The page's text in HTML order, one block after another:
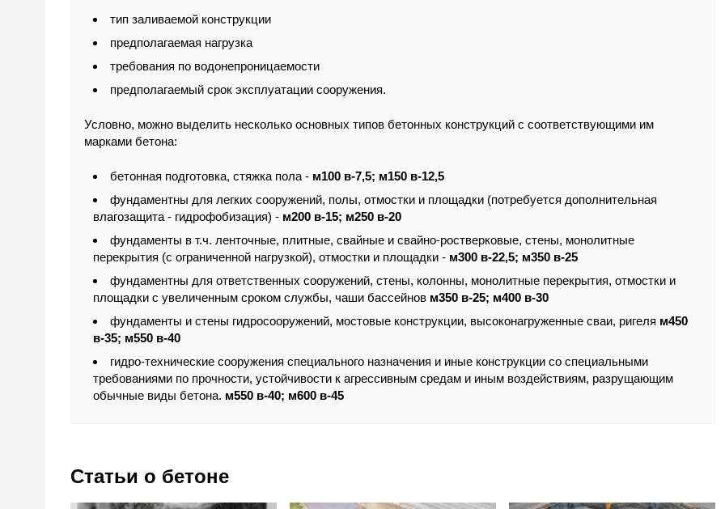
тип заливаемой конструкции
предполагаемая нагрузка
требования по водонепроницаемости
предполагаемый срок эксплуатации сооружения.
Условно, можно выделить несколько основных типов бетонных конструкций с соответствующими им
марками бетона:
бетонная подготовка, стяжка пола - м100 в-7,5; м150 в-12,5
фундаментны для легких сооружений, полы, отмостки и площадки (потребуется дополнительная
влагозащита - гидрофобизация) - м200 в-15; м250 в-20
фундаменты в т.ч. ленточные, плитные, свайные и свайно-ростверковые, стены, монолитные
перекрытия (с ограниченной нагрузкой), отмостки и площадки - м300 в-22,5; м350 в-25
фундаментны для ответственных сооружений, стены, колонны, монолитные перекрытия, отмостки и
площадки с увеличенным сроком службы, чаши бассейнов м350 в-25; м400 в-30
фундаменты и стены гидросооружений, мостовые конструкции, высоконагруженные сваи, ригеля м450
в-35; м550 в-40
гидро-технические сооружения специального назначения и иные конструкции со специальными
требованиями по прочности, устойчивости к агрессивным средам и иным воздействиям, разрущающим
обычные виды бетона. м550 в-40; м600 в-45
Статьи о бетоне